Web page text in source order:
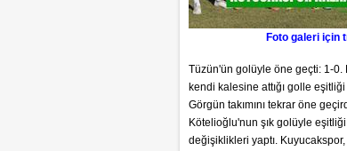
Foto galeri için
Tüzün'ün golüyle öne geçti: 1-0.
kendi kalesine attığı golle
Görgün takımını tekrar öne
Kötelioğlu'nun şık golüyle
değişiklikleri yaptı.